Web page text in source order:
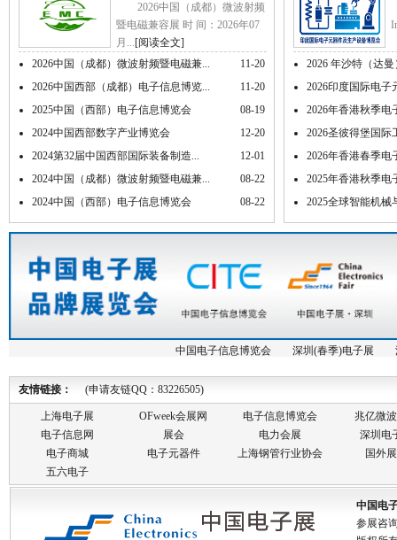
2026中国（成都）微波射频
暨电磁兼容展 时 间：2026年07
月...[阅读全文]
11-20
2026中国（成都）微波射频暨电磁兼...
11-20
2026中国西部（成都）电子信息博览...
08-19
2025中国（西部）电子信息博览会
12-20
2024中国西部数字产业博览会
12-01
2024第32届中国西部国际装备制造...
08-22
2024中国（成都）微波射频暨电磁兼...
08-22
2024中国（西部）电子信息博览会
2026 年沙特（达
2026印度国际电子
2026年香港秋季电
2026圣彼得堡国际
2026年香港春季电
2025年香港秋季电
2025全球智能机械
中国电子信息博览会 深圳(春季)电子展
友情链接： (申请友链QQ：83226505)
上海电子展 OFweek会展网 电子信息博览会
兆亿微
电子信息网
展会 电力会展
深圳电
电子商城
电子元器件 上海钢管行业协会
国外
五六电子
中国电
参展咨